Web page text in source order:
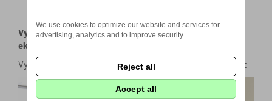
Vyučující předmětů angličtina, občanská výchova,
ekologie
Vyučující předmětů angličtina, občanská výchova, ekologie
We use cookies to optimize our website and services for
advertising, analytics and to improve security.
Reject all
Accept all